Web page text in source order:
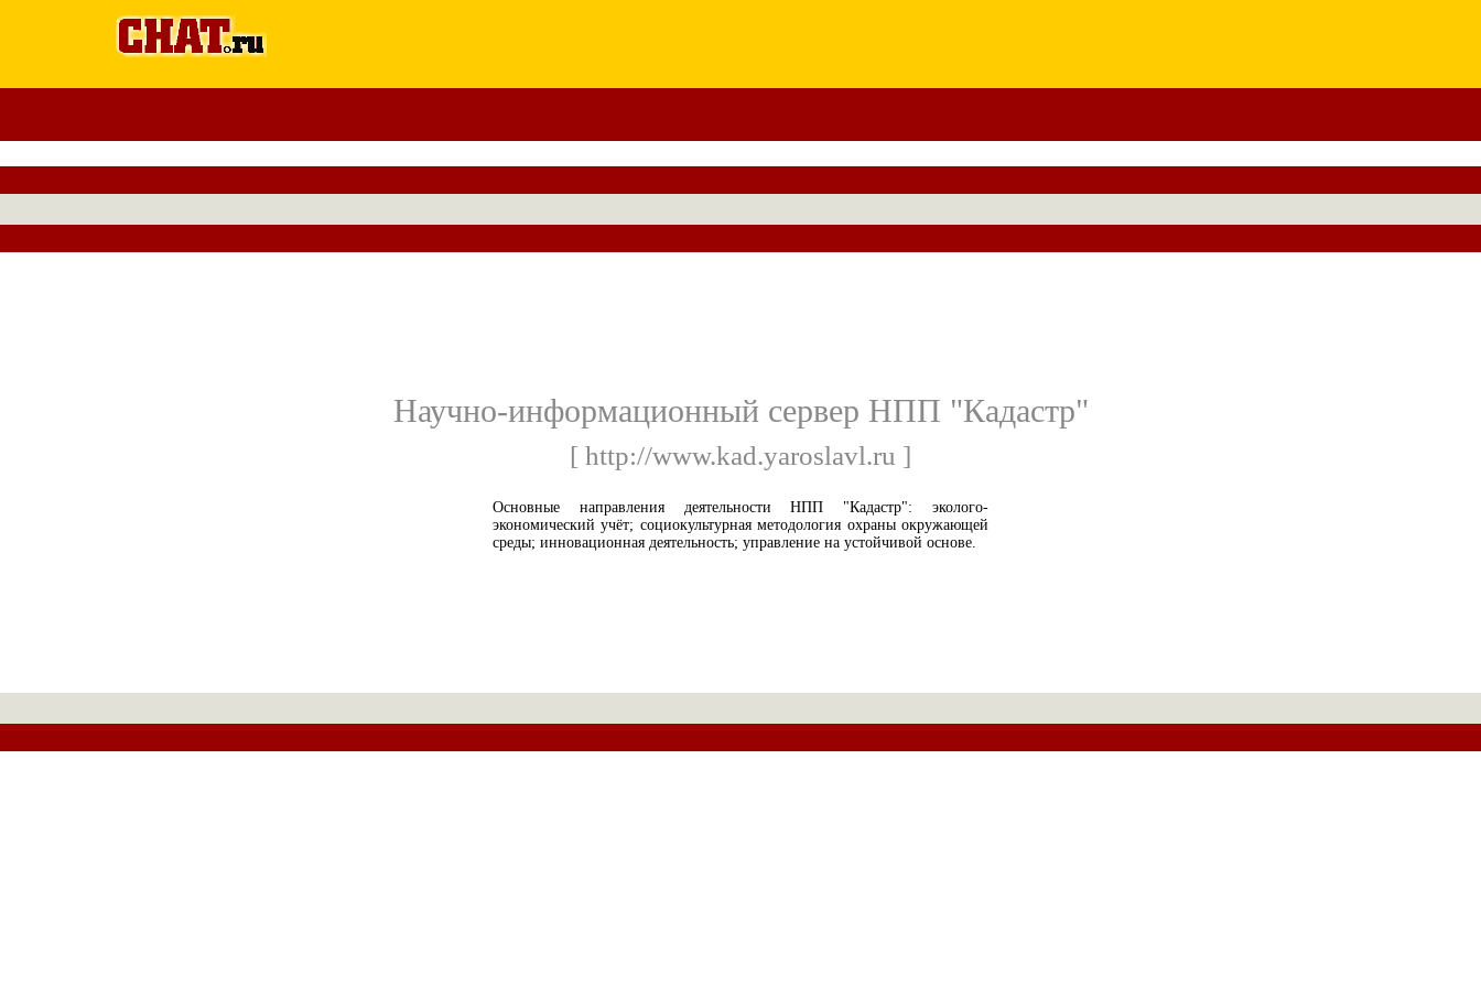
Научно-информационный сервер НПП "Кадастр"
[ http://www.kad.yaroslavl.ru ]
Основные направления деятельности НПП "Кадастр": эколого-
экономический учёт; социокультурная методология охраны окружающей
среды; инновационная деятельность; управление на устойчивой основе.